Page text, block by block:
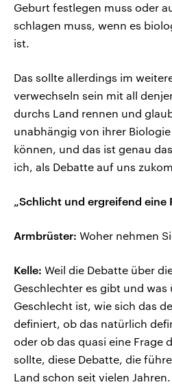
Geburt festlegen muss oder
schlagen muss, wenn es
ist.
Das sollte allerdings im
verwechseln sein mit all
durchs Land rennen und
unabhängig von ihrer
können, und das ist genau
ich, als Debatte auf uns
„Schlicht und ergreifend eine
Armbrüster: Woher nehmen
Kelle: Weil die Debatte über
Geschlechter es gibt und was
Geschlecht ist, wie sich das
definiert, ob das natürlich
oder ob das quasi eine Frage
sollte, diese Debatte, die
Land schon seit vielen